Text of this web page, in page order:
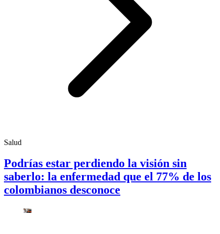
Salud
Podrías estar perdiendo la visión sin
saberlo: la enfermedad que el 77% de los
colombianos desconoce